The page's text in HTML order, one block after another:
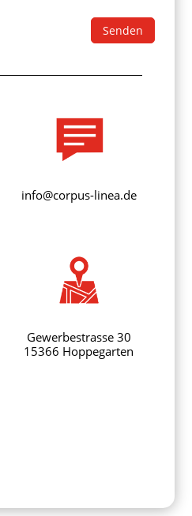
Senden
info@corpus-linea.de
Gewerbestrasse 30
15366 Hoppegarten